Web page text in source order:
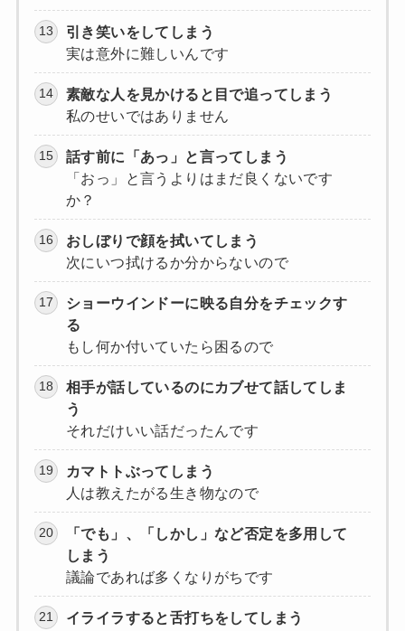
引き笑いをしてしまう
実は意外に難しいんです
素敵な人を見かけると目で追ってしまう
私のせいではありません
話す前に「あっ」と言ってしまう
「おっ」と言うよりはまだ良くないです
か？
おしぼりで顔を拭いてしまう
次にいつ拭けるか分からないので
ショーウインドーに映る自分をチェックす
る
もし何か付いていたら困るので
相手が話しているのにカブせて話してしま
う
それだけいい話だったんです
カマトトぶってしまう
人は教えたがる生き物なので
「でも」、「しかし」など否定を多用して
しまう
議論であれば多くなりがちです
イライラすると舌打ちをしてしまう